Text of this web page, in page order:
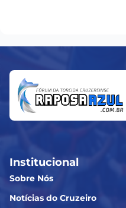
Institucional
Sobre Nós
Notícias do Cruzeiro